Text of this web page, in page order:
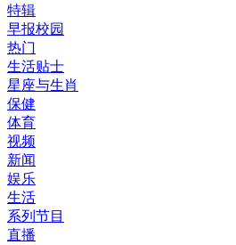
特辑
早报校园
热门
生活贴士
星座与生肖
保健
体育
视频
新闻
娱乐
生活
系列节目
直播